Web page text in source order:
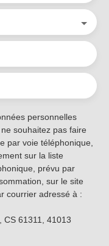
personnelles
souhaitez pas faire
par voie téléphonique,
sur la liste
prévu par
sur le site
courrier adressé à :
CS 61311, 41013